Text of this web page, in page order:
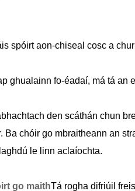
spóirt aon-chiseal cosc ​​a
ghualainn fo-éadaí, má tá
den scáthán chun
Ba chóir go mbraitheann an
le linn aclaíochta.
go maithTá rogha difriúil